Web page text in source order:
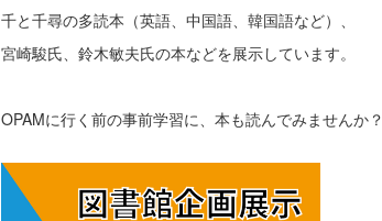
千と千尋の多読本（英語、中国語、韓国語など）、
宮崎駿氏、鈴木敏夫氏の本などを展示しています。
OPAMに行く前の事前学習に、本も読んでみませんか？